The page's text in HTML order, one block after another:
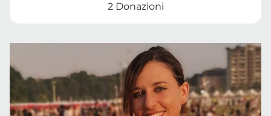
2 Donazioni